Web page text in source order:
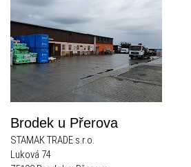
Brodek u Přerova
STAMAK TRADE s.r.o.
Luková 74